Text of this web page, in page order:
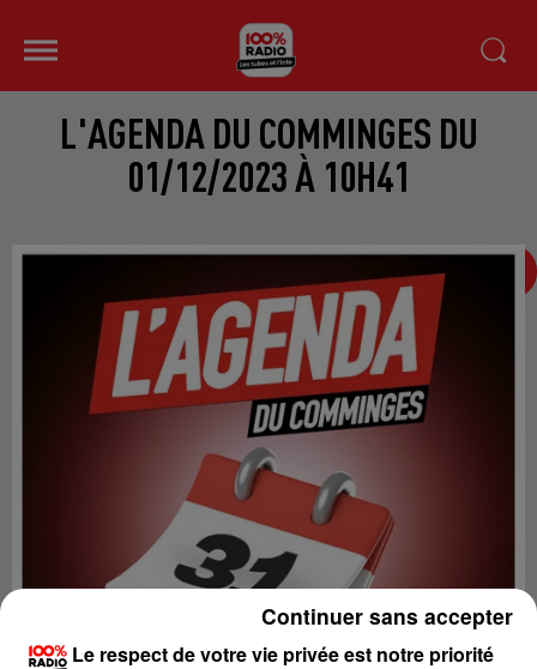
L'AGENDA DU COMMINGES DU
01/12/2023 À 10H41
Le respect de votre vie privée est notre priorité
Continuer sans accepter